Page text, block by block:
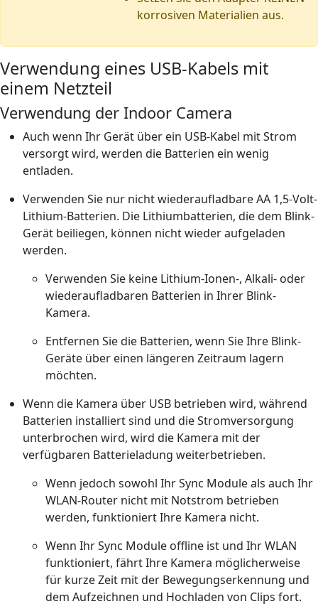
korrosiven Materialien aus.
Verwendung eines USB-Kabels mit
einem Netzteil
Verwendung der Indoor Camera
Auch wenn Ihr Gerät über ein USB-Kabel mit Strom
versorgt wird, werden die Batterien ein wenig
entladen.
Verwenden Sie nur nicht wiederaufladbare AA 1,5-Volt-
Lithium-Batterien. Die Lithiumbatterien, die dem Blink-
Gerät beiliegen, können nicht wieder aufgeladen
werden.
Verwenden Sie keine Lithium-Ionen-, Alkali- oder
wiederaufladbaren Batterien in Ihrer Blink-
Kamera.
Entfernen Sie die Batterien, wenn Sie Ihre Blink-
Geräte über einen längeren Zeitraum lagern
möchten.
Wenn die Kamera über USB betrieben wird, während
Batterien installiert sind und die Stromversorgung
unterbrochen wird, wird die Kamera mit der
verfügbaren Batterieladung weiterbetrieben.
Wenn jedoch sowohl Ihr Sync Module als auch Ihr
WLAN-Router nicht mit Notstrom betrieben
werden, funktioniert Ihre Kamera nicht.
Wenn Ihr Sync Module offline ist und Ihr WLAN
funktioniert, fährt Ihre Kamera möglicherweise
für kurze Zeit mit der Bewegungserkennung und
dem Aufzeichnen und Hochladen von Clips fort.